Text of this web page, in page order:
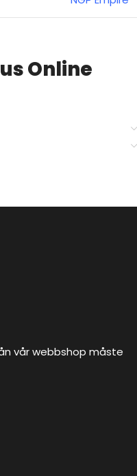
Online
vår webbshop måste